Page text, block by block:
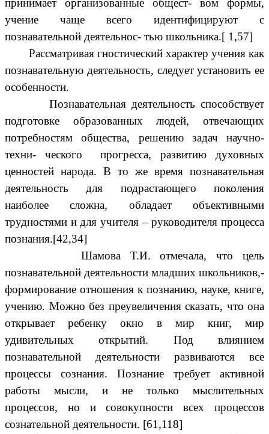
принимает организованные общест- вом формы,
учение чаще всего идентифицируют с
познавательной деятельнос- тью школьника.[ 1,57]
Рассматривая гностический характер учения как
познавательную деятельность, следует установить ее
особенности.
Познавательная деятельность способствует
подготовке образованных людей, отвечающих
потребностям общества, решению задач научно-
техни- ческого прогресса, развитию духовных
ценностей народа. В то же время познавательная
деятельность для подрастающего поколения
наиболее сложна, обладает объективными
трудностями и для учителя – руководителя процесса
познания.[42,34]
Шамова Т.И. отмечала, что цель
познавательной деятельности младших школьников,-
формирование отношения к познанию, науке, книге,
учению. Можно без преувеличения сказать, что она
открывает ребенку окно в мир книг, мир
удивительных открытий. Под влиянием
познавательной деятельности развиваются все
процессы сознания. Познание требует активной
работы мысли, и не только мыслительных
процессов, но и совокупности всех процессов
сознательной деятельности. [61,118]